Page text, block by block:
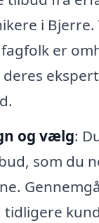
i Bjerre.
er
og vælg:
som du